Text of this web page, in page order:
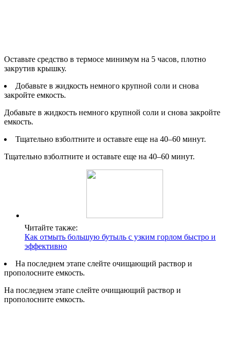
Оставьте средство в термосе минимум на 5 часов, плотно
закрутив крышку.
Добавьте в жидкость немного крупной соли и снова
закройте емкость.
Добавьте в жидкость немного крупной соли и снова закройте
емкость.
Тщательно взболтните и оставьте еще на 40–60 минут.
Тщательно взболтните и оставьте еще на 40–60 минут.
Читайте также:
Как отмыть большую бутыль с узким горлом быстро и
эффективно
На последнем этапе слейте очищающий раствор и
прополосните емкость.
На последнем этапе слейте очищающий раствор и
прополосните емкость.